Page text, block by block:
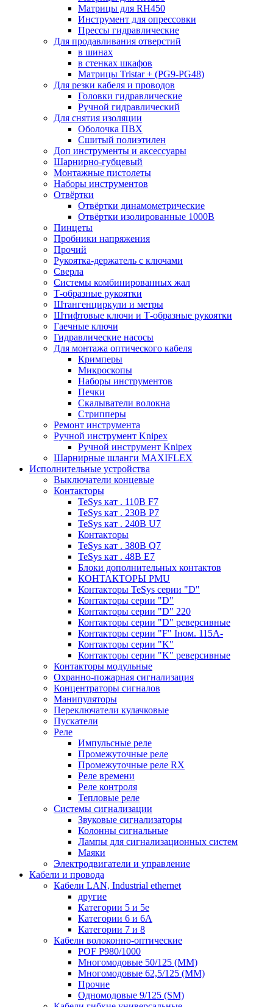
Матрицы для RH450
Инструмент для опрессовки
Прессы гидравлические
Для продавливания отверстий
в шинах
в стенках шкафов
Матрицы Tristar + (PG9-PG48)
Для резки кабеля и проводов
Головки гидравлические
Ручной гидравлический
Для снятия изоляции
Оболочка ПВХ
Сшитый полиэтилен
Доп инструменты и аксессуары
Шарнирно-губцевый
Монтажные пистолеты
Наборы инструментов
Отвёртки
Отвёртки динамометрические
Отвёртки изолированные 1000В
Пинцеты
Пробники напряжения
Прочий
Рукоятка-держатель с ключами
Сверла
Системы комбинированных жал
Т-образные рукоятки
Штангенциркули и метры
Штифтовые ключи и Т-образные рукоятки
Гаечные ключи
Гидравлические насосы
Для монтажа оптического кабеля
Кримперы
Микроскопы
Наборы инструментов
Печки
Скалыватели волокна
Стрипперы
Ремонт инструмента
Ручной инструмент Knipex
Ручной инструмент Knipex
Шарнирные шланги MAXIFLEX
Исполнительные устройства
Выключатели концевые
Контакторы
TeSys кат . 110В F7
TeSys кат . 230В P7
TeSys кат . 240В U7
Контакторы
TeSys кат . 380В Q7
TeSys кат . 48В E7
Блоки дополнительных контактов
КОНТАКТОРЫ PMU
Контакторы TeSys серии "D"
Контакторы серии "D"
Контакторы серии "D" 220
Контакторы серии "D" реверсивные
Контакторы серии "F" Iном. 115А-
Контакторы серии "K"
Контакторы серии "K" реверсивные
Контакторы модульные
Охранно-пожарная сигнализация
Концентраторы сигналов
Манипуляторы
Переключатели кулачковые
Пускатели
Реле
Импульсные реле
Промежуточные реле
Промежуточные реле RX
Реле времени
Реле контроля
Тепловые реле
Системы сигнализации
Звуковые сигнализаторы
Колонны сигнальные
Лампы для сигнализационных систем
Маяки
Электродвигатели и управление
Кабели и провода
Кабели LAN, Industrial ethernet
другие
Категории 5 и 5е
Категории 6 и 6A
Категории 7 и 8
Кабели волоконно-оптические
POF P980/1000
Многомодовые 50/125 (ММ)
Многомодовые 62,5/125 (ММ)
Прочие
Одномодовые 9/125 (SM)